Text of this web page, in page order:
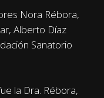
Nora Rébora,
Alberto Díaz
Sanatorio
la Dra. Rébora,